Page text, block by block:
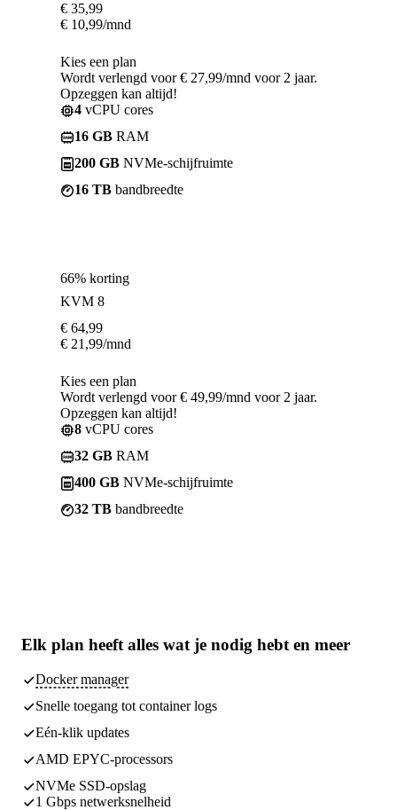
€ 35,99
€ 10,99/mnd
Kies een plan
Wordt verlengd voor € 27,99/mnd voor 2 jaar.
Opzeggen kan altijd!
4 vCPU cores
16 GB RAM
200 GB NVMe-schijfruimte
16 TB bandbreedte
66% korting
KVM 8
€ 64,99
€ 21,99/mnd
Kies een plan
Wordt verlengd voor € 49,99/mnd voor 2 jaar.
Opzeggen kan altijd!
8 vCPU cores
32 GB RAM
400 GB NVMe-schijfruimte
32 TB bandbreedte
Elk plan heeft alles wat je nodig hebt en meer
Docker manager
Snelle toegang tot container logs
Eén-klik updates
AMD EPYC-processors
NVMe SSD-opslag
1 Gbps netwerksnelheid